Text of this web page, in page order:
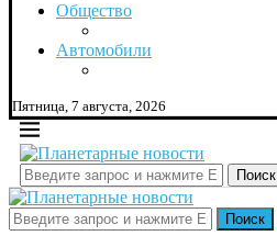
Общество
Автомобили
Пятница, 7 августа, 2026
Поиск
Поиск